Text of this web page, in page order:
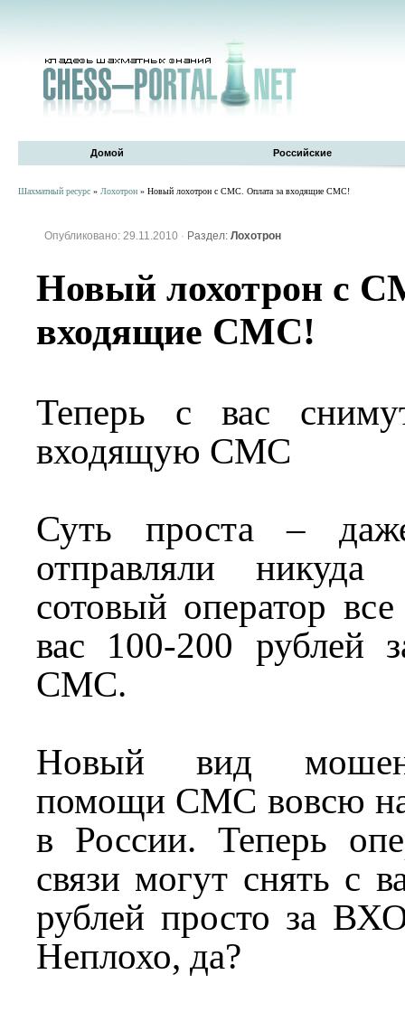
Домой Российские
Шахматный ресурс » Лохотрон » Новый лохотрон с СМС. Оплата за входящие СМС!
Опубликовано: 29.11.2010 · Раздел: Лохотрон
Новый лохотрон с
входящие СМС!
Теперь с вас
входящую СМС
Суть проста –
отправляли
сотовый оператор
вас 100-200
СМС.
Новый вид
помощи СМС вовсю
в России. Теперь
связи могут снять с
рублей просто за
Неплохо, да?